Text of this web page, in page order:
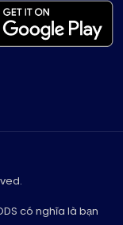
có nghĩa là bạn